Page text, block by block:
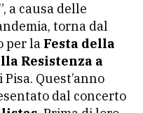
a causa delle
torna dal
per la Festa della
Resistenza a
Quest’anno
dal concerto